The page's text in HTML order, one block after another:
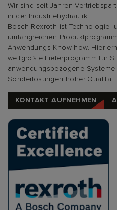
Wir sind seit Jahren
in der Industriehydraulik.
Bosch Rexroth ist Technologie-
umfangreichen
Anwendungs-Know-how. Hier
weltgrößte Lieferprogramm für
anwendungsbezogene
Sonderlösungen hoher Qualität.
KONTAKT AUFNEHMEN